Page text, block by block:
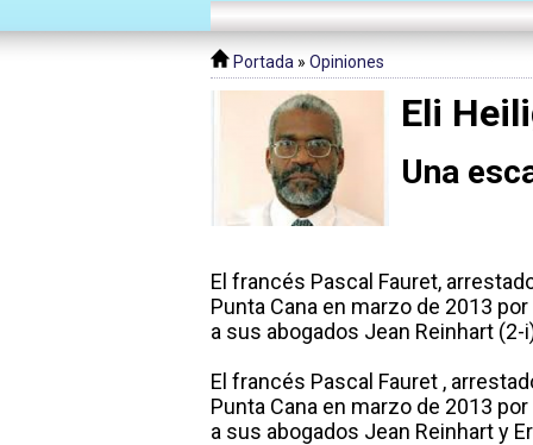
Portada » Opiniones
Eli
Una
El francés Pascal Fauret,
Punta Cana en marzo de 2013
a sus abogados Jean Reinhart
El francés Pascal Fauret ,
Punta Cana en marzo de 2013
a sus abogados Jean Reinhart y